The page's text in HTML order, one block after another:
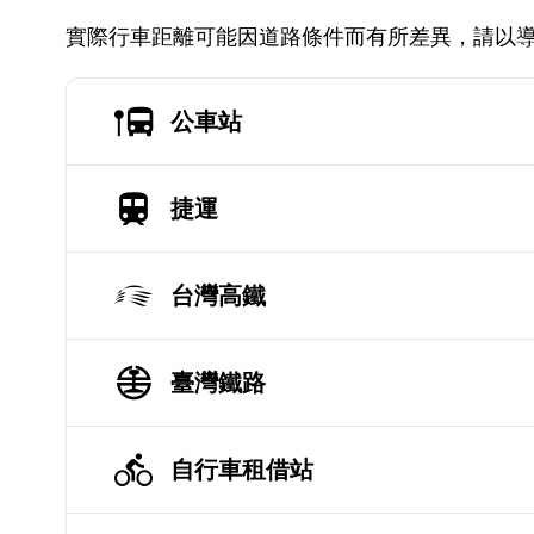
實際行車距離可能因道路條件而有所差異，請以
公車站
捷運
台灣高鐵
臺灣鐵路
自行車租借站